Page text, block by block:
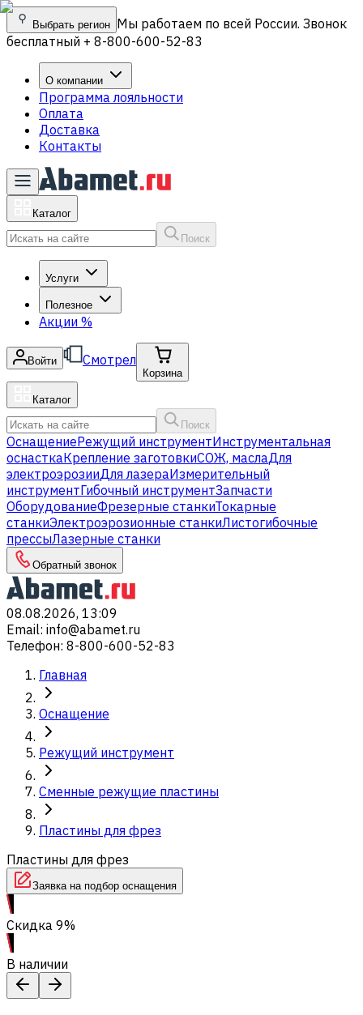
Выбрать регион Мы работаем по всей России. Звонок
бесплатный + 8-800-600-52-83
О компании
Программа лояльности
Оплата
Доставка
Контакты
Каталог
Поиск
Услуги
Полезное
Акции %
Войти Смотрел
Корзина
Каталог
Поиск
ОснащениеРежущий инструментИнструментальная
оснасткаКрепление заготовкиСОЖ, маслаДля
электроэрозииДля лазераИзмерительный
инструментГибочный инструментЗапчасти
ОборудованиеФрезерные станкиТокарные
станкиЭлектроэрозионные станкиЛистогибочные
прессыЛазерные станки
Обратный звонок
08.08.2026, 13:09
Email: info@abamet.ru
Телефон: 8-800-600-52-83
Главная
Оснащение
Режущий инструмент
Сменные режущие пластины
Пластины для фрез
Пластины для фрез
Заявка на подбор оснащения
Скидка 9%
В наличии